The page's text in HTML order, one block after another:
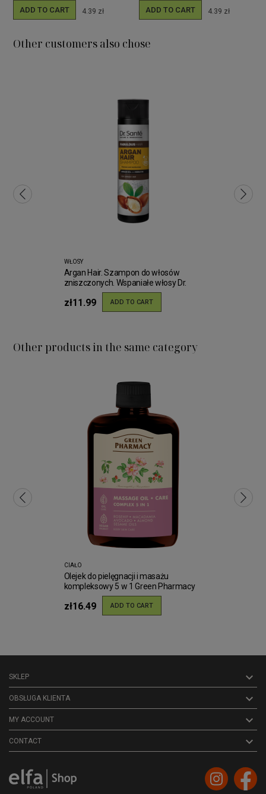
ADD TO CART 4.39 zł ADD TO CART 4.39 zł
Other customers also chose
WŁOSY
Argan Hair. Szampon do włosów
zniszczonych. Wspaniałe włosy Dr.
Santé 250ml
zł11.99 ADD TO CART
Other products in the same category
CIAŁO
Olejek do pielęgnacji i masażu
kompleksowy 5 w 1 Green Pharmacy
zł16.49 ADD TO CART
SKLEP 
OBSŁUGA KLIENTA 
MY ACCOUNT 
CONTACT keyboard_arrow_down